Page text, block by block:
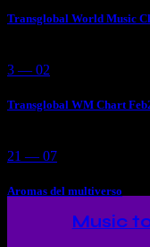
Transglobal World Music
3 — 02
Transglobal WM Chart
21 — 07
Aromas del multiverso
Music